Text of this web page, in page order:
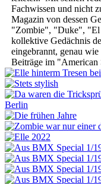
Fachwissen und nicht
Magazin von dessen
"Zombie", "Duke", "El
kollektive Gedächnis
eingebrannt, genau
Beiträge im "American